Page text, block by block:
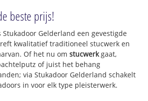
beste prijs!
Gelderland een gevestigde
kwalitatief traditioneel stucwerk en
Of het nu omstucwerkgaat,
of juist het behang
via Stukadoor Gelderland schakelt
in voor elk type pleisterwerk.